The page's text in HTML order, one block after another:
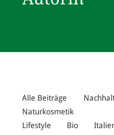
Alle Beiträge
Naturkosmetik
Lifestyle
Bio